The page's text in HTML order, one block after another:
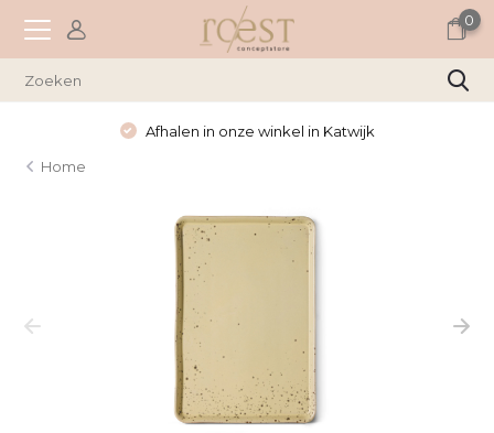
0
Afhalen in onze winkel in Katwijk
Home